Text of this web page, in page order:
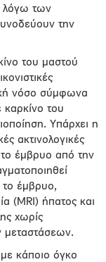
λόγω των
την
του μαστού
νόσο σύμφωνα
καρκίνο του
Υπάρχει η
ακτινολογικές
το έμβρυο από την
έμβρυο,
(MRI) ήπατος και
χωρίς
μεταστάσεων.
κάποιο όγκο